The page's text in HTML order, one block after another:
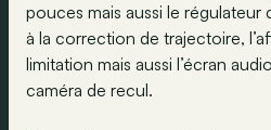
pouces mais aussi le régulateur
à la correction de trajectoire,
limitation mais aussi l’écran
caméra de recul.